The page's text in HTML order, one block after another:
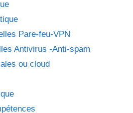
Pare-feu-VPN
Antivirus -Anti-spam
ou cloud